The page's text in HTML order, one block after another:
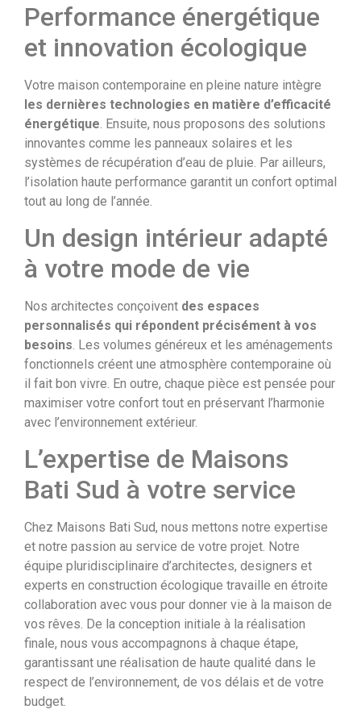
Performance énergétique
et innovation écologique
Votre maison contemporaine en pleine nature intègre
les dernières technologies en matière d’efficacité
énergétique . Ensuite, nous proposons des solutions
innovantes comme les panneaux solaires et les
systèmes de récupération d’eau de pluie. Par ailleurs,
l’isolation haute performance garantit un confort optimal
tout au long de l’année.
Un design intérieur adapté
à votre mode de vie
Nos architectes conçoivent des espaces
personnalisés qui répondent précisément à vos
besoins. Les volumes généreux et les aménagements
fonctionnels créent une atmosphère contemporaine où
il fait bon vivre. En outre, chaque pièce est pensée pour
maximiser votre confort tout en préservant l’harmonie
avec l’environnement extérieur.
L’expertise de Maisons
Bati Sud à votre service
Chez Maisons Bati Sud, nous mettons notre expertise
et notre passion au service de votre projet. Notre
équipe pluridisciplinaire d’architectes, designers et
experts en construction écologique travaille en étroite
collaboration avec vous pour donner vie à la maison de
vos rêves. De la conception initiale à la réalisation
finale, nous vous accompagnons à chaque étape,
garantissant une réalisation de haute qualité dans le
respect de l’environnement, de vos délais et de votre
budget.